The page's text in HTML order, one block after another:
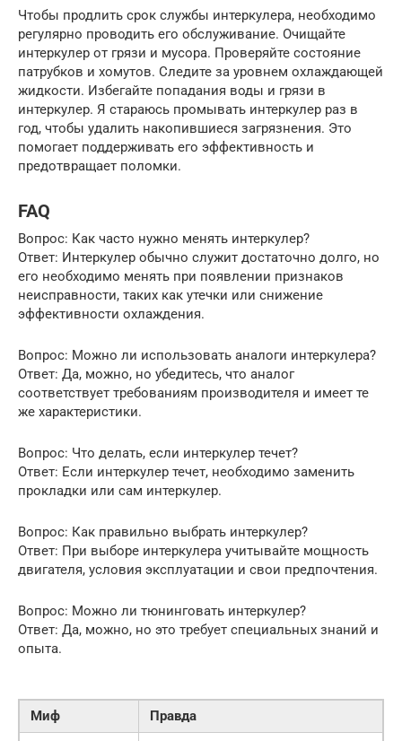
Чтобы продлить срок службы интеркулера, необходимо
регулярно проводить его обслуживание. Очищайте
интеркулер от грязи и мусора. Проверяйте состояние
патрубков и хомутов. Следите за уровнем охлаждающей
жидкости. Избегайте попадания воды и грязи в
интеркулер. Я стараюсь промывать интеркулер раз в
год, чтобы удалить накопившиеся загрязнения. Это
помогает поддерживать его эффективность и
предотвращает поломки.
FAQ
Вопрос: Как часто нужно менять интеркулер?
Ответ: Интеркулер обычно служит достаточно долго, но
его необходимо менять при появлении признаков
неисправности, таких как утечки или снижение
эффективности охлаждения.
Вопрос: Можно ли использовать аналоги интеркулера?
Ответ: Да, можно, но убедитесь, что аналог
соответствует требованиям производителя и имеет те
же характеристики.
Вопрос: Что делать, если интеркулер течет?
Ответ: Если интеркулер течет, необходимо заменить
прокладки или сам интеркулер.
Вопрос: Как правильно выбрать интеркулер?
Ответ: При выборе интеркулера учитывайте мощность
двигателя, условия эксплуатации и свои предпочтения.
Вопрос: Можно ли тюнинговать интеркулер?
Ответ: Да, можно, но это требует специальных знаний и
опыта.
Миф
Правда